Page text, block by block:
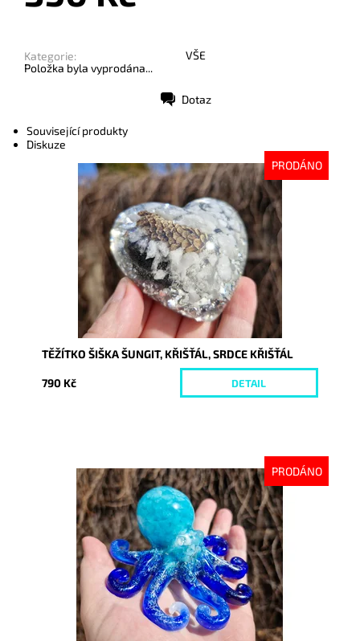
Kategorie:
VŠE
Položka byla vyprodána...
Dotaz
Související produkty
Diskuze
PRODÁNO
Dostupnost:
Vyprodáno
10184
TĚŽÍTKO ŠIŠKA ŠUNGIT, KŘIŠŤÁL, SRDCE KŘIŠŤÁL
790 Kč DETAIL
PRODÁNO
Dostupnost:
Vyprodáno
10137